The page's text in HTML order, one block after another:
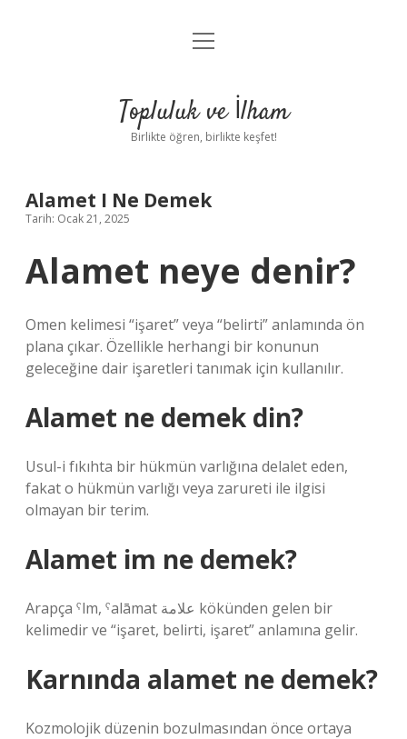
Anasayfa
Yasal Uyarı
menüyü
Topluluk ve İlham
Birlikte öğren, birlikte keşfet!
Alamet I Ne Demek
Tarih: Ocak 21, 2025
Alamet neye denir?
Omen kelimesi “işaret” veya “belirti” anlamında ön
plana çıkar. Özellikle herhangi bir konunun
geleceğine dair işaretleri tanımak için kullanılır.
Alamet ne demek din?
Usul-i fıkıhta bir hükmün varlığına delalet eden,
fakat o hükmün varlığı veya zarureti ile ilgisi
olmayan bir terim.
Alamet im ne demek?
Arapça ˁlm, ˁalāmat علامة kökünden gelen bir
kelimedir ve “işaret, belirti, işaret” anlamına gelir.
Karnında alamet ne demek?
Kozmolojik düzenin bozulmasından önce ortaya